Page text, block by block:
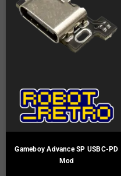
Gameboy Advance SP USBC-PD
Mod